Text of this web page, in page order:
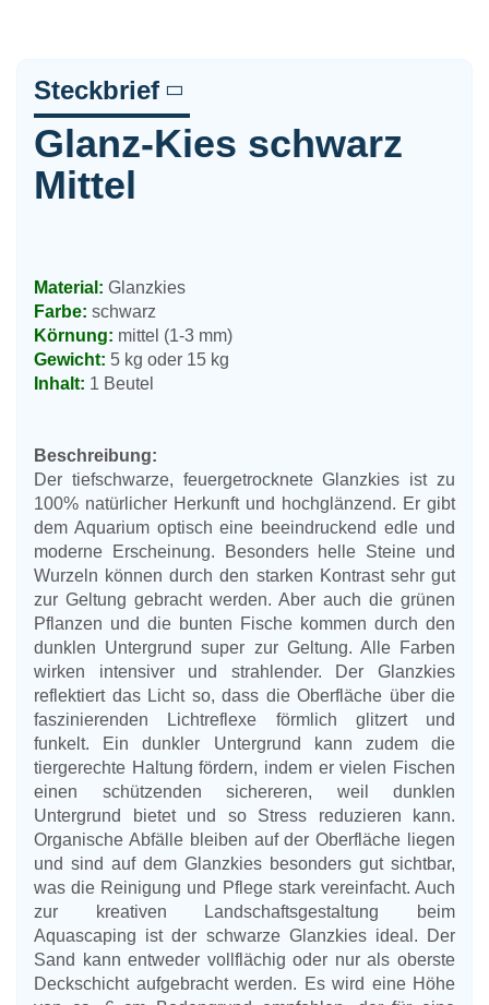
Steckbrief
Glanz-Kies schwarz
Mittel
Material: Glanzkies
Farbe: schwarz
Körnung: mittel (1-3 mm)
Gewicht: 5 kg oder 15 kg
Inhalt: 1 Beutel
Beschreibung:
Der tiefschwarze, feuergetrocknete Glanzkies ist zu
100% natürlicher Herkunft und hochglänzend. Er gibt
dem Aquarium optisch eine beeindruckend edle und
moderne Erscheinung. Besonders helle Steine und
Wurzeln können durch den starken Kontrast sehr gut
zur Geltung gebracht werden. Aber auch die grünen
Pflanzen und die bunten Fische kommen durch den
dunklen Untergrund super zur Geltung. Alle Farben
wirken intensiver und strahlender. Der Glanzkies
reflektiert das Licht so, dass die Oberfläche über die
faszinierenden Lichtreflexe förmlich glitzert und
funkelt. Ein dunkler Untergrund kann zudem die
tiergerechte Haltung fördern, indem er vielen Fischen
einen schützenden sichereren, weil dunklen
Untergrund bietet und so Stress reduzieren kann.
Organische Abfälle bleiben auf der Oberfläche liegen
und sind auf dem Glanzkies besonders gut sichtbar,
was die Reinigung und Pflege stark vereinfacht. Auch
zur kreativen Landschaftsgestaltung beim
Aquascaping ist der schwarze Glanzkies ideal. Der
Sand kann entweder vollflächig oder nur als oberste
Deckschicht aufgebracht werden. Es wird eine Höhe